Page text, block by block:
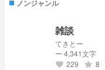
ノンジャンル
雑談
てきとー
ー 4,341文字
favorite 229 grade 8